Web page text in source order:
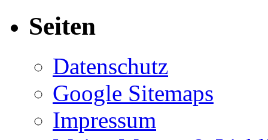
Seiten
Datenschutz
Google Sitemaps
Impressum